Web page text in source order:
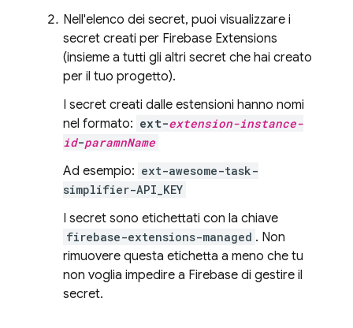
Nell'elenco dei secret, puoi visualizzare i
secret creati per Firebase Extensions
(insieme a tutti gli altri secret che hai creato
per il tuo progetto).
I secret creati dalle estensioni hanno nomi
nel formato: ext-extension-instance-
id-paramnName
Ad esempio: ext-awesome-task-
simplifier-API_KEY
I secret sono etichettati con la chiave
firebase-extensions-managed . Non
rimuovere questa etichetta a meno che tu
non voglia impedire a Firebase di gestire il
secret.